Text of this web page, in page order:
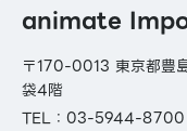
animate
〒170-0013 東京都豊
袋4階
TEL：03-5944-8700